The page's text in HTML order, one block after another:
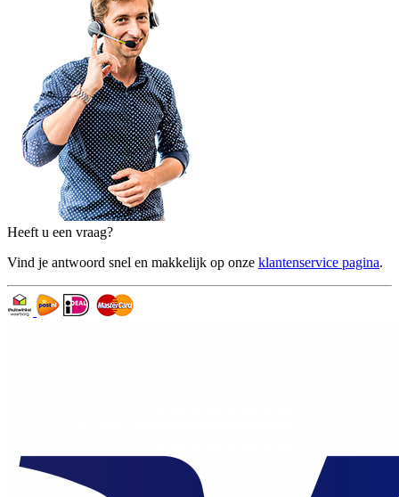
Heeft u een vraag?
Vind je antwoord snel en makkelijk op onze klantenservice pagina.